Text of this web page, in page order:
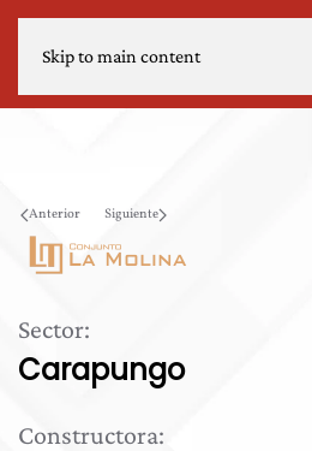
Skip to main content
Anterior Siguiente
Sector:
Carapungo
Constructora: